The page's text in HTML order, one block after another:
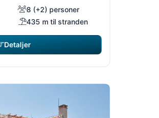
8 (+2) personer
435 m til stranden
Detaljer